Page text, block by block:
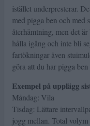
istället underpresterar.
med pigga ben och med
återhämtning, men det
hålla igång och inte bli
fartökningar även
göra att du har pigga
Exempel på upplägg
Måndag: Vila
Tisdag: Lättare
jogg mellan. Total volym